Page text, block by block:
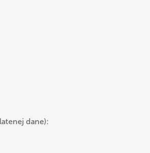
dane):